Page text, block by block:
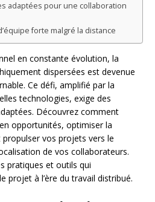
adaptées pour une collaboration
forte malgré la distance
en constante évolution, la
dispersées est devenue
Ce défi, amplifié par la
technologies, exige des
Découvrez comment
opportunités, optimiser la
vos projets vers le
de vos collaborateurs.
pratiques et outils qui
projet à l’ère du travail distribué.